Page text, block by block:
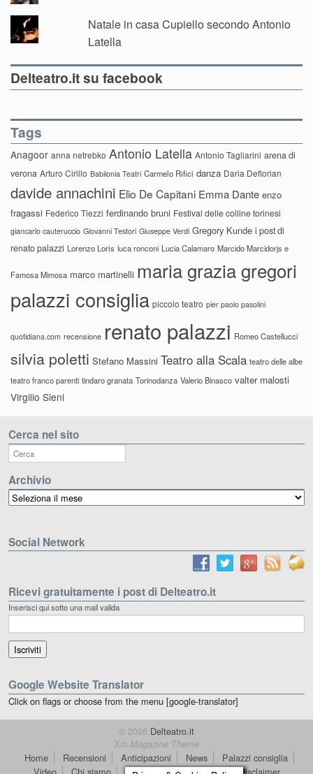
Natale in casa Cupiello secondo Antonio
Latella
Delteatro.it su facebook
Tags
Anagoor anna netrebko Antonio Latella Antonio Tagliarini arena di
verona Arturo Cirillo Babilonia Teatri Carmelo Rifici danza Daria Deflorian
davide annachini Elio De Capitani Emma Dante enzo
fragassi Federico Tiezzi ferdinando bruni Festival delle colline torinesi
giancarlo cauteruccio Giovanni Testori Giuseppe Verdi Gregory Kunde i post di
renato palazzi Lorenzo Loris luca ronconi Lucia Calamaro Marcido Marcidorjs e
Famosa Mimosa marco martinelli maria grazia gregori
palazzi consiglia piccolo teatro pier paolo pasolini
quotidiana.com recensione renato palazzi Romeo Castellucci
silvia poletti Stefano Massini Teatro alla Scala teatro delle albe
teatro franco parenti tindaro granata Torinodanza Valerio Binasco valter malosti
Virgilio Sieni
Cerca nel sito
Archivio
Archivio
Social Network
Ricevi gratuitamente i post di Delteatro.it
Inserisci qui sotto una mail valida
Google Website Translator
Click on flags or choose from the menu [google-translator]
© 2026 Delteatro.it
Xin Magazine Theme
Home Recensioni Anticipazioni News
Palazzi consiglia
Video
Chi siamo Contatti dT in English Disclaimer